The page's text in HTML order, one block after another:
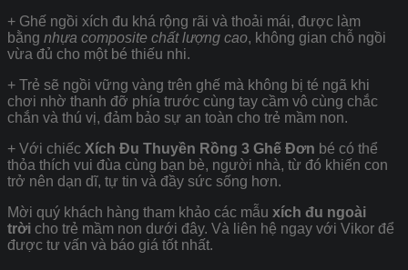
+ Ghế ngồi xích đu khá rộng rãi và thoải mái, được làm
bằng nhựa composite chất lượng cao, không gian chỗ ngồi
vừa đủ cho một bé thiếu nhi.
+ Trẻ sẽ ngồi vững vàng trên ghế mà không bị té ngã khi
chơi nhờ thanh đỡ phía trước cùng tay cầm vô cùng chắc
chắn và thú vị, đảm bảo sự an toàn cho trẻ mầm non.
+ Với chiếc Xích Đu Thuyền Rồng 3 Ghế Đơn bé có thể
thỏa thích vui đùa cùng bạn bè, người nhà, từ đó khiến con
trở nên dạn dĩ, tự tin và đầy sức sống hơn.
Mời quý khách hàng tham khảo các mẫu xích đu ngoài
trời cho trẻ mầm non dưới đây. Và liên hệ ngay với Vikor để
được tư vấn và báo giá tốt nhất.